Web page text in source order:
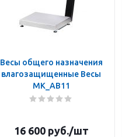
Весы общего назначения
влагозащищенные Весы
MK_АВ11
16 600руб./шт